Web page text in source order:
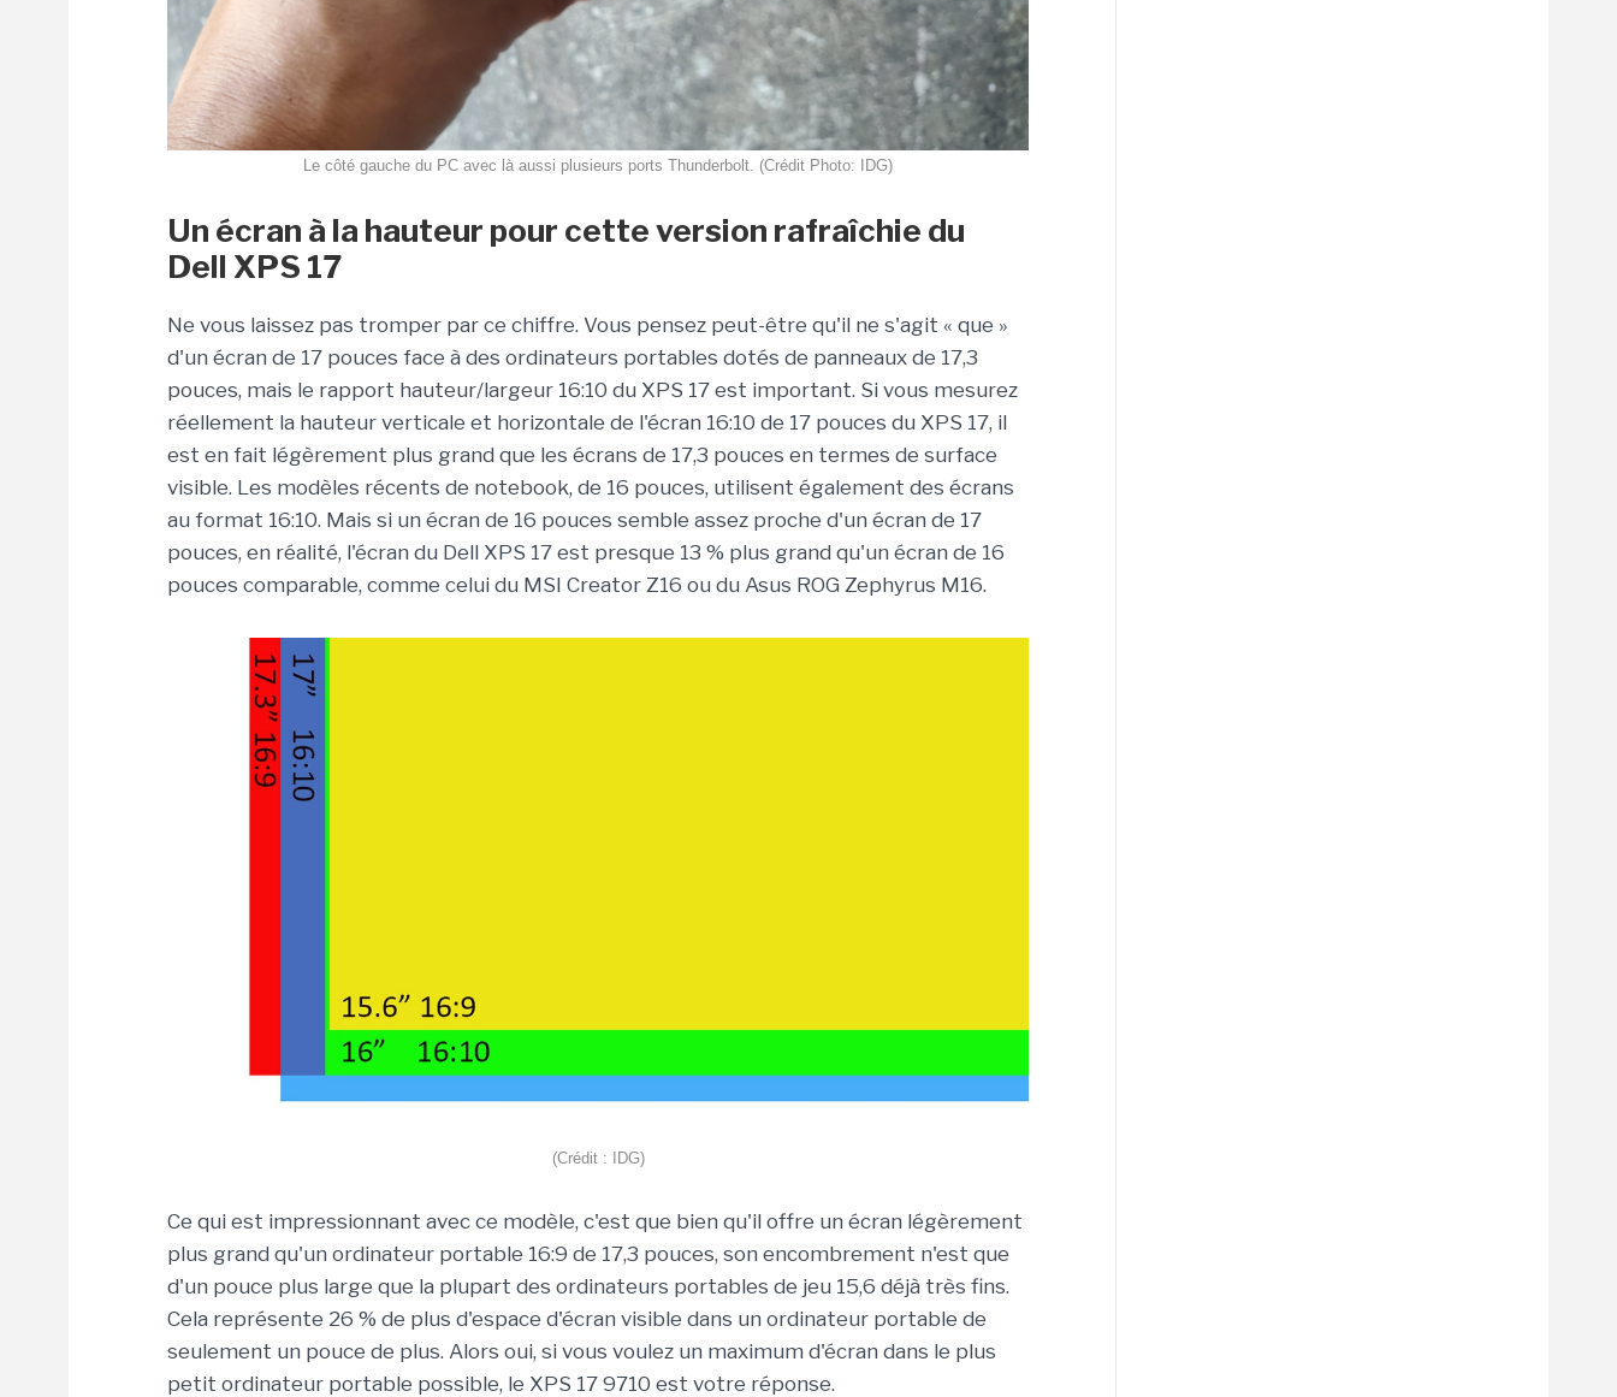
Le côté gauche du PC avec là aussi plusieurs ports Thunderbolt. (Crédit Photo: IDG)
Un écran à la hauteur pour cette version rafraîchie du
Dell XPS 17
Ne vous laissez pas tromper par ce chiffre. Vous pensez peut-être qu'il ne s'agit « que »
d'un écran de 17 pouces face à des ordinateurs portables dotés de panneaux de 17,3
pouces, mais le rapport hauteur/largeur 16:10 du XPS 17 est important. Si vous mesurez
réellement la hauteur verticale et horizontale de l'écran 16:10 de 17 pouces du XPS 17, il
est en fait légèrement plus grand que les écrans de 17,3 pouces en termes de surface
visible. Les modèles récents de notebook, de 16 pouces, utilisent également des écrans
au format 16:10. Mais si un écran de 16 pouces semble assez proche d'un écran de 17
pouces, en réalité, l'écran du Dell XPS 17 est presque 13 % plus grand qu'un écran de 16
pouces comparable, comme celui du MSI Creator Z16 ou du Asus ROG Zephyrus M16.
(Crédit : IDG)
Ce qui est impressionnant avec ce modèle, c'est que bien qu'il offre un écran légèrement
plus grand qu'un ordinateur portable 16:9 de 17,3 pouces, son encombrement n'est que
d'un pouce plus large que la plupart des ordinateurs portables de jeu 15,6 déjà très fins.
Cela représente 26 % de plus d'espace d'écran visible dans un ordinateur portable de
seulement un pouce de plus. Alors oui, si vous voulez un maximum d'écran dans le plus
petit ordinateur portable possible, le XPS 17 9710 est votre réponse.